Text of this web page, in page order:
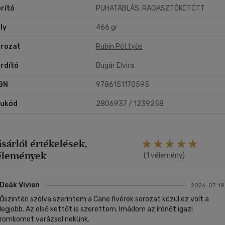
az érzéki, de tartalmas könyveket? Vidd haza nyugodtan,
olvasóinknak ajánljuk!
PUHATÁBLÁS, RAGASZTÓKÖTÖTT
466 gr
Rubin Pöttyös
Bugár Elvira
9786151170595
2806937 / 1239258
értékelések,
(1 vélemény)
Deák Vivien 2026. 07. 19.
Őszintén szólva szerintem a Cane fivérek sorozat közül ez volt a
legjobb. Az első kettőt is szerettem. Imádom az írónőt igazi
romkomot varázsol nekünk.